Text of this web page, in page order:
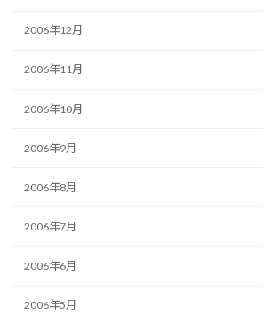
2006年12月
2006年11月
2006年10月
2006年9月
2006年8月
2006年7月
2006年6月
2006年5月